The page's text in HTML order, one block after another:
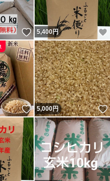
いいね！
5,400円
いいね！
5,000円